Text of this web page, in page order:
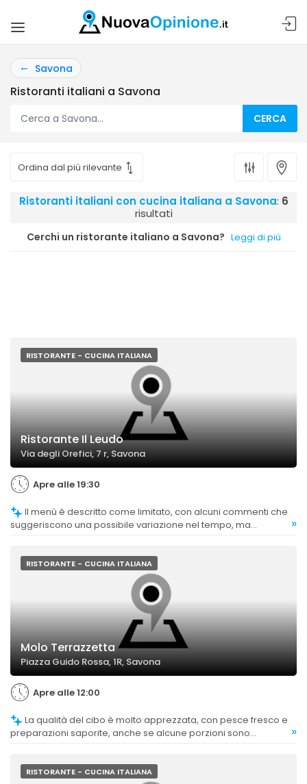
Savona
Ristoranti italiani a Savona
CERCA
Ristoranti italiani con cucina italiana a Savona: 6
risultati
Cerchi un ristorante italiano a Savona? Leggi di più
RISTORANTE - CUCINA ITALIANA
Ristorante Il Leudo
Via degli Orefici, 7 r, Savona
Apre alle 19:30
suggeriscono una possibile variazione nel tempo, ma
»
RISTORANTE - CUCINA ITALIANA
Molo Terrazzetta
Piazza Guido Rossa, 1R, Savona
Apre alle 12:00
preparazioni saporite, anche se alcune porzioni sono
»
RISTORANTE - CUCINA ITALIANA